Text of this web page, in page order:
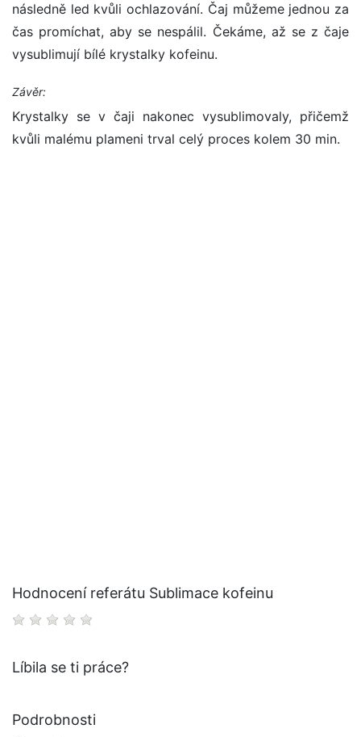
následně led kvůli ochlazování. Čaj můžeme jednou za
čas promíchat, aby se nespálil. Čekáme, až se z čaje
vysublimují bílé krystalky kofeinu.
Závěr:
Krystalky se v čaji nakonec vysublimovaly, přičemž
kvůli malému plameni trval celý proces kolem 30 min.
Hodnocení referátu Sublimace kofeinu
Líbila se ti práce?
Podrobnosti